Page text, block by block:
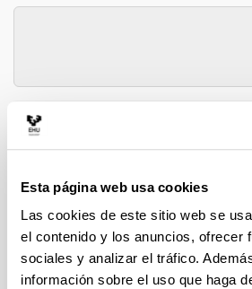
Esta página web usa cookies
Las cookies de este sitio web se
el contenido y los anuncios, ofrecer
sociales y analizar el tráfico.
información sobre el uso que haga
Atmosférica
Proyectos